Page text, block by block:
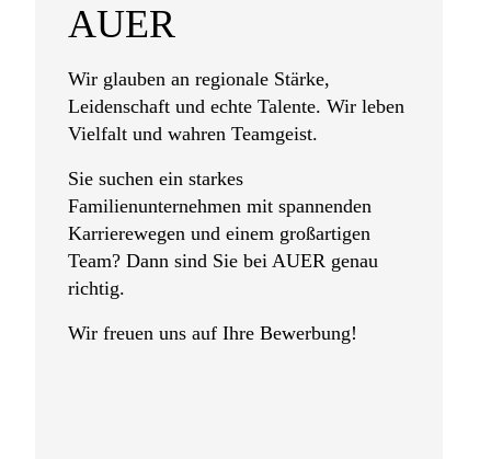
AUER
Wir glauben an regionale Stärke,
Leidenschaft und echte Talente. Wir leben
Vielfalt und wahren Teamgeist.
Sie suchen ein starkes
Familienunternehmen mit spannenden
Karrierewegen und einem großartigen
Team? Dann sind Sie bei AUER genau
richtig.
Wir freuen uns auf Ihre Bewerbung!